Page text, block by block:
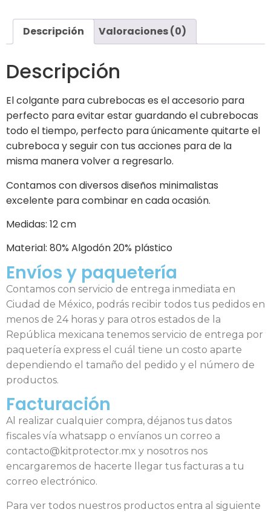
Descripción Valoraciones (0)
Descripción
El colgante para cubrebocas es el accesorio para
perfecto para evitar estar guardando el cubrebocas
todo el tiempo, perfecto para únicamente quitarte el
cubreboca y seguir con tus acciones para de la
misma manera volver a regresarlo.
Contamos con diversos diseños minimalistas
excelente para combinar en cada ocasión.
Medidas: 12 cm
Material: 80% Algodón 20% plástico
Envíos y paquetería
Contamos con servicio de entrega inmediata en
Ciudad de México, podrás recibir todos tus pedidos en
menos de 24 horas y para otros estados de la
República mexicana tenemos servicio de entrega por
paquetería express el cuál tiene un costo aparte
dependiendo el tamaño del pedido y el número de
productos.
Facturación
Al realizar cualquier compra, déjanos tus datos
fiscales vía whatsapp o envíanos un correo a
contacto@kitprotector.mx y nosotros nos
encargaremos de hacerte llegar tus facturas a tu
correo electrónico.
Para ver todos nuestros productos entra al siguiente